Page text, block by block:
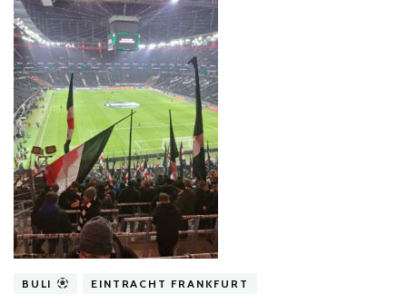
BULI EINTRACHT FRANKFURT